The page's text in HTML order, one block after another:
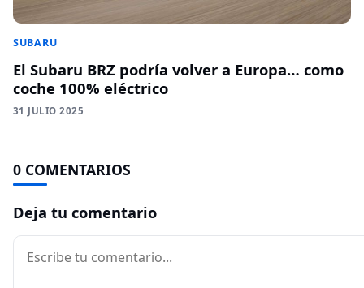
SUBARU
El Subaru BRZ podría volver a Europa… como
coche 100% eléctrico
31 JULIO 2025
0 COMENTARIOS
Deja tu comentario
Comentario